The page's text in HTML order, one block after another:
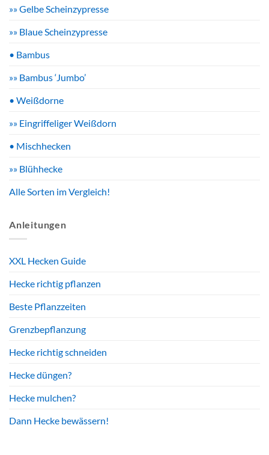
»» Gelbe Scheinzypresse
»» Blaue Scheinzypresse
• Bambus
»» Bambus ‘Jumbo’
• Weißdorne
»» Eingriffeliger Weißdorn
• Mischhecken
»» Blühhecke
Alle Sorten im Vergleich!
Anleitungen
XXL Hecken Guide
Hecke richtig pflanzen
Beste Pflanzzeiten
Grenzbepflanzung
Hecke richtig schneiden
Hecke düngen?
Hecke mulchen?
Dann Hecke bewässern!